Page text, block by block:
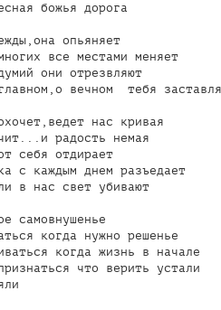
божья дорога
опьяняет
все местами меняет
они отрезвляют
вечном  тебя
нас кривая
радость немая
себя отдирает
с каждым днем разъедает
в нас свет убивают
самовнушенье
когда нужно решенье
когда жизнь в начале
что верить устали